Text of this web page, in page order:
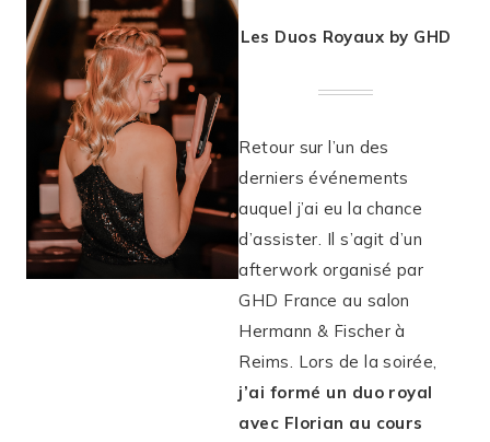
Les Duos Royaux by GHD
Retour sur l’un des
derniers événements
auquel j’ai eu la chance
d’assister. Il s’agit d’un
afterwork organisé par
GHD France au salon
Hermann & Fischer à
Reims. Lors de la soirée,
j’ai formé un duo royal
avec Florian au cours